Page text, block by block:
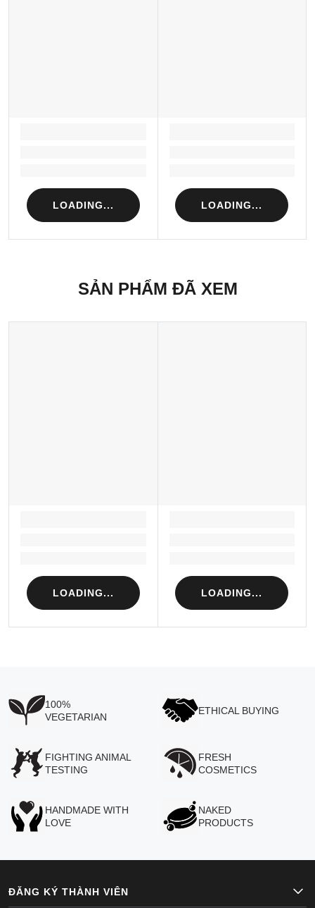
LOADING... LOADING...
SẢN PHẨM ĐÃ XEM
LOADING... LOADING...
100%
VEGETARIAN
ETHICAL BUYING
FIGHTING ANIMAL
TESTING
FRESH
COSMETICS
HANDMADE WITH
LOVE
NAKED
PRODUCTS
ĐĂNG KÝ THÀNH VIÊN